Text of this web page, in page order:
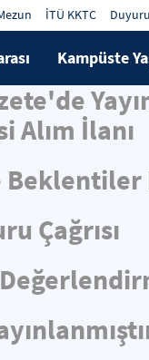
İTÜ KKTC
Kampüste
Alım İlanı
Çağrısı